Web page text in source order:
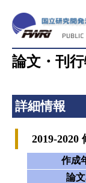
論文・刊
詳細情報
2019-2020
作成
論